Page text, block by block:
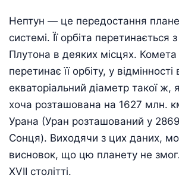
Нептун — це передостання
системі. Її орбіта перетинається
Плутона в деяких місцях.
перетинає її орбіту, у відмінності
екваторіальний діаметр такої ж,
хоча розташована на 1627 млн.
Урана (Уран розташований у
Сонця). Виходячи з цих даних,
висновок, що цю планету не
XVII столітті.